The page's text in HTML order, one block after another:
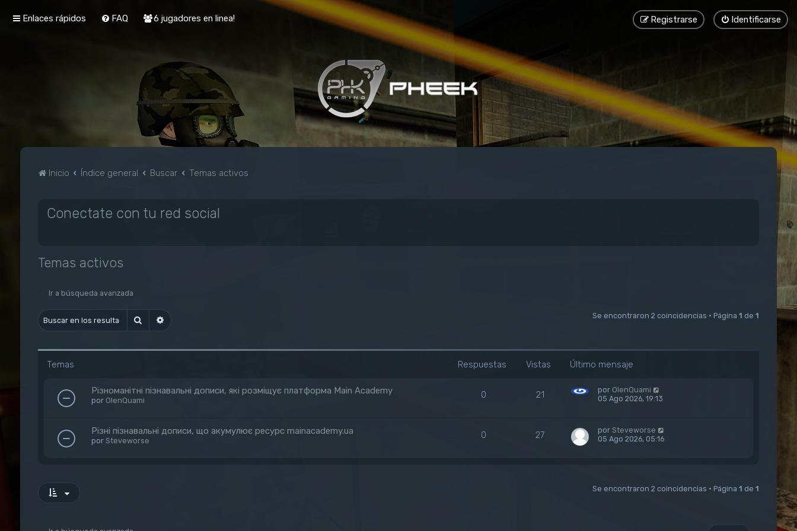
Enlaces rápidos FAQ 6 jugadores en linea! Identificarse
Registrarse
Inicio Índice general Buscar Temas activos
Conectate con tu red social
Temas activos
Ir a búsqueda avanzada
Buscar Búsqueda avanzada Se encontraron 2 coincidencias • Página1 de1
Temas Respuestas Vistas Último mensaje
Різноманітні пізнавальні дописи, які розміщує платформа Main Academy
por OlenQuami
0 21 por OlenQuami
05 Ago 2026, 19:13
Різні пізнавальні дописи, що акумулює ресурс mainacademy.ua
por Steveworse
0 27 por Steveworse
05 Ago 2026, 05:16
Se encontraron 2 coincidencias • Página1 de1